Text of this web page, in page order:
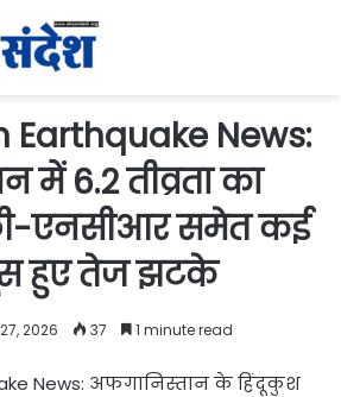
News:
में 6.2 तीव्रता का
एनसीआर समेत कई
हुए तेज झटके
2026 37 1 minute read
News: अफगानिस्तान के हिंदूकुश